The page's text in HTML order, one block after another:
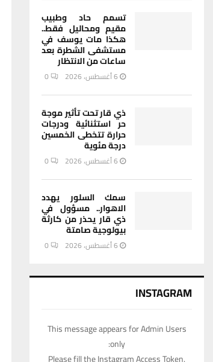
تسمم حاد وطبيب
مقيم ومحاليل فقط..
هكذا مات يوسف في
مستشفى الشطرة بعد
ساعات من الانتظار
6 أغسطس، 2026 0
ذي قار تحت تأثير موجة
حر استثنائية ودرجات
حرارة تتخطى الخمسين
درجة مئوية
6 أغسطس، 2026 0
سمك السلور يهدد
الاهوار.. مسؤول في
ذي قار يحذر من كارثة
بيولوجية صامتة
6 أغسطس، 2026 0
INSTAGRAM
This message appears for Admin Users
only: